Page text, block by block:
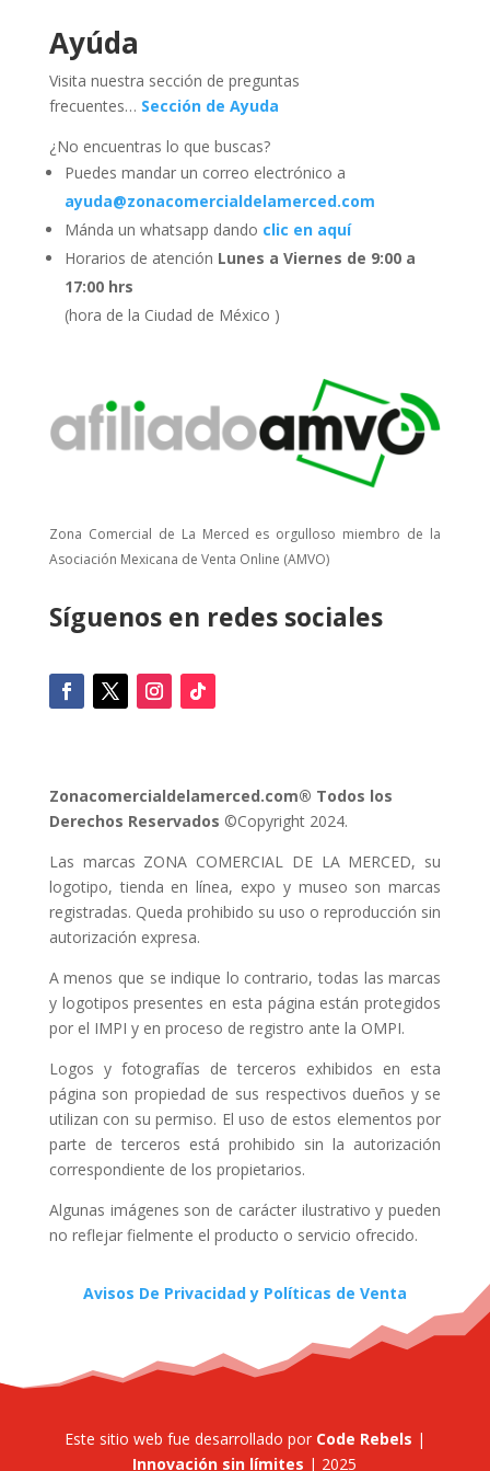
Ayúda
Visita nuestra sección de preguntas
frecuentes… Sección de Ayuda
¿No encuentras lo que buscas?
Puedes mandar un correo electrónico a
ayuda@zonacomercialdelamerced.com
Mánda un whatsapp dando clic en aquí
Horarios de atención Lunes a Viernes de 9:00 a
17:00 hrs
(hora de la Ciudad de México )
Zona Comercial de La Merced es orgulloso miembro de la
Asociación Mexicana de Venta Online (AMVO)
Síguenos en redes sociales
Zonacomercialdelamerced.com® Todos los
Derechos Reservados ©Copyright 2024.
Las marcas ZONA COMERCIAL DE LA MERCED, su
logotipo, tienda en línea, expo y museo son marcas
registradas. Queda prohibido su uso o reproducción sin
autorización expresa.
A menos que se indique lo contrario, todas las marcas
y logotipos presentes en esta página están protegidos
por el IMPI y en proceso de registro ante la OMPI.
Logos y fotografías de terceros exhibidos en esta
página son propiedad de sus respectivos dueños y se
utilizan con su permiso. El uso de estos elementos por
parte de terceros está prohibido sin la autorización
correspondiente de los propietarios.
Algunas imágenes son de carácter ilustrativo y pueden
no reflejar fielmente el producto o servicio ofrecido.
Avisos De Privacidad y Políticas de Venta
Este sitio web fue desarrollado porCode Rebels |
Innovación sin límites | 2025